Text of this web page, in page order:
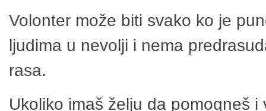
Volonter može biti svako ko je
ljudima u nevolji i nema
rasa.
Ukoliko imaš želju da pomogneš